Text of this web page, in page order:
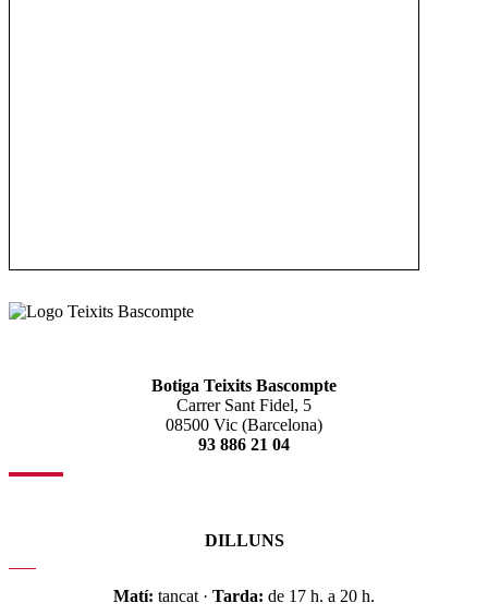
Botiga Teixits Bascompte
Carrer Sant Fidel, 5
08500 Vic (Barcelona)
93 886 21 04
DILLUNS
Matí: tancat · Tarda: de 17 h. a 20 h.